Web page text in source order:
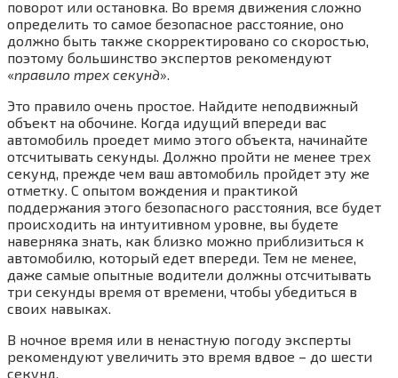
поворот или остановка. Во время движения сложно
определить то самое безопасное расстояние, оно
должно быть также скорректировано со скоростью,
поэтому большинство экспертов рекомендуют
«правило трех секунд».
Это правило очень простое. Найдите неподвижный
объект на обочине. Когда идущий впереди вас
автомобиль проедет мимо этого объекта, начинайте
отсчитывать секунды. Должно пройти не менее трех
секунд, прежде чем ваш автомобиль пройдет эту же
отметку. С опытом вождения и практикой
поддержания этого безопасного расстояния, все будет
происходить на интуитивном уровне, вы будете
наверняка знать, как близко можно приблизиться к
автомобилю, который едет впереди. Тем не менее,
даже самые опытные водители должны отсчитывать
три секунды время от времени, чтобы убедиться в
своих навыках.
В ночное время или в ненастную погоду эксперты
рекомендуют увеличить это время вдвое – до шести
секунд.